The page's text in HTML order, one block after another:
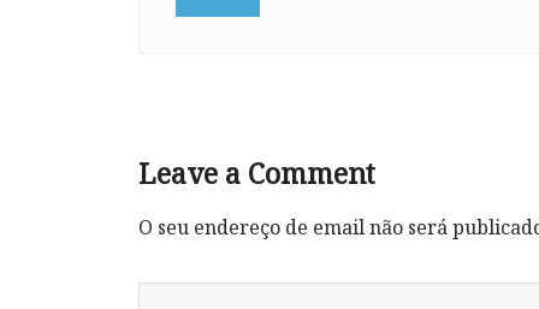
Leave a Comment
O seu endereço de email não será